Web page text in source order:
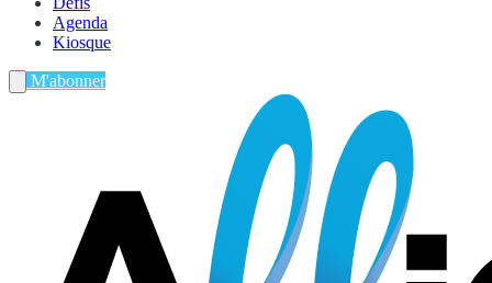
Agenda
Kiosque
M'abonner